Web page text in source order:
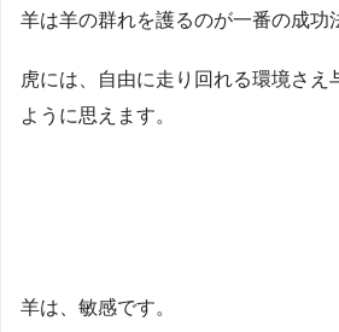
羊は羊の群れを護るのが一番の成功
虎には、自由に走り回れる環境さえ
ように思えます。
羊は、敏感です。